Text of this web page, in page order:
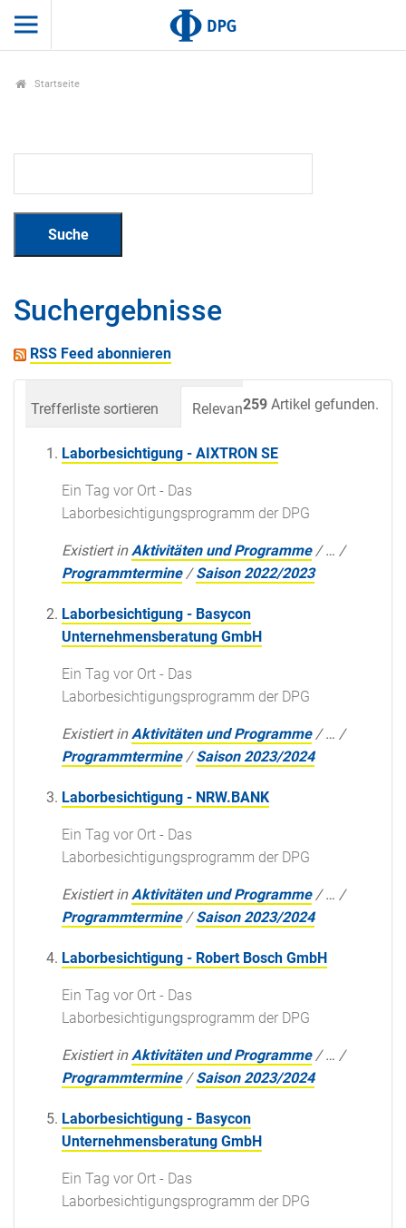
Startseite
Suchergebnisse
RSS Feed abonnieren
259 Artikel gefunden.
Trefferliste sortieren Relevanz Datum
Laborbesichtigung - AIXTRON SE
Ein Tag vor Ort - Das
Laborbesichtigungsprogramm der DPG
Existiert in Aktivitäten und Programme /… /
Programmtermine /Saison 2022/2023
Laborbesichtigung - Basycon
Unternehmensberatung GmbH
Ein Tag vor Ort - Das
Laborbesichtigungsprogramm der DPG
Existiert in Aktivitäten und Programme /… /
Programmtermine /Saison 2023/2024
Laborbesichtigung - NRW.BANK
Ein Tag vor Ort - Das
Laborbesichtigungsprogramm der DPG
Existiert in Aktivitäten und Programme /… /
Programmtermine /Saison 2023/2024
Laborbesichtigung - Robert Bosch GmbH
Ein Tag vor Ort - Das
Laborbesichtigungsprogramm der DPG
Existiert in Aktivitäten und Programme /… /
Programmtermine /Saison 2023/2024
Laborbesichtigung - Basycon
Unternehmensberatung GmbH
Ein Tag vor Ort - Das
Laborbesichtigungsprogramm der DPG